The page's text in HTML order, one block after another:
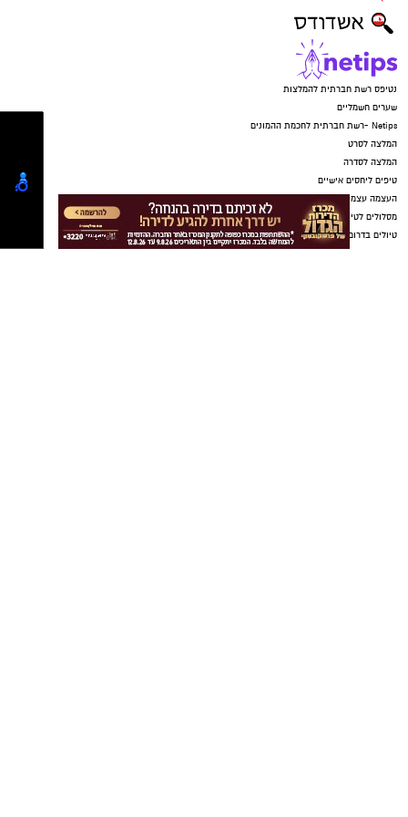
הקפטן התייחס גם לשינויים בסגל הקבוצה ואמר:
"באותה הזדמנות, ארצה להודות לשחקנים
שעוזבים אותנו ולאחל בהצלחה למצטרפים
החדשים לסגל. יאללה מכבי!"
במכבי ראשון לציון רואים בהמשך דרכו של סידי
נדבך משמעותי בבניית הסגל לעונה הקרובה, מתוך
שאיפה להחזיר את הקבוצה לצמרת הכדוריד
הישראלי ולהיאבק מחדש על כל התארים.